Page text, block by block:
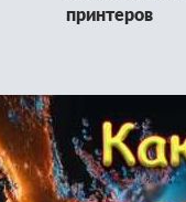
принтеров